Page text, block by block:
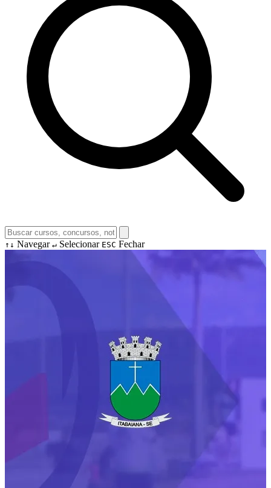
↑↓ Navegar ↵ Selecionar ESC Fechar